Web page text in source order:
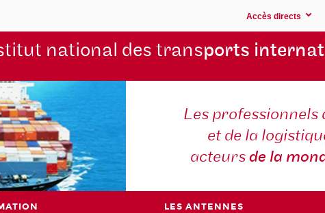
Accès directs
national des transports
Les
et de la
acteursde la
LES ANTENNES